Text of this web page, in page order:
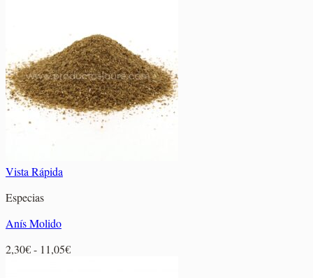
3,45€
hasta
22,90€
Vista Rápida
Especias
Anís Molido
2,30€- 11,05€Rango